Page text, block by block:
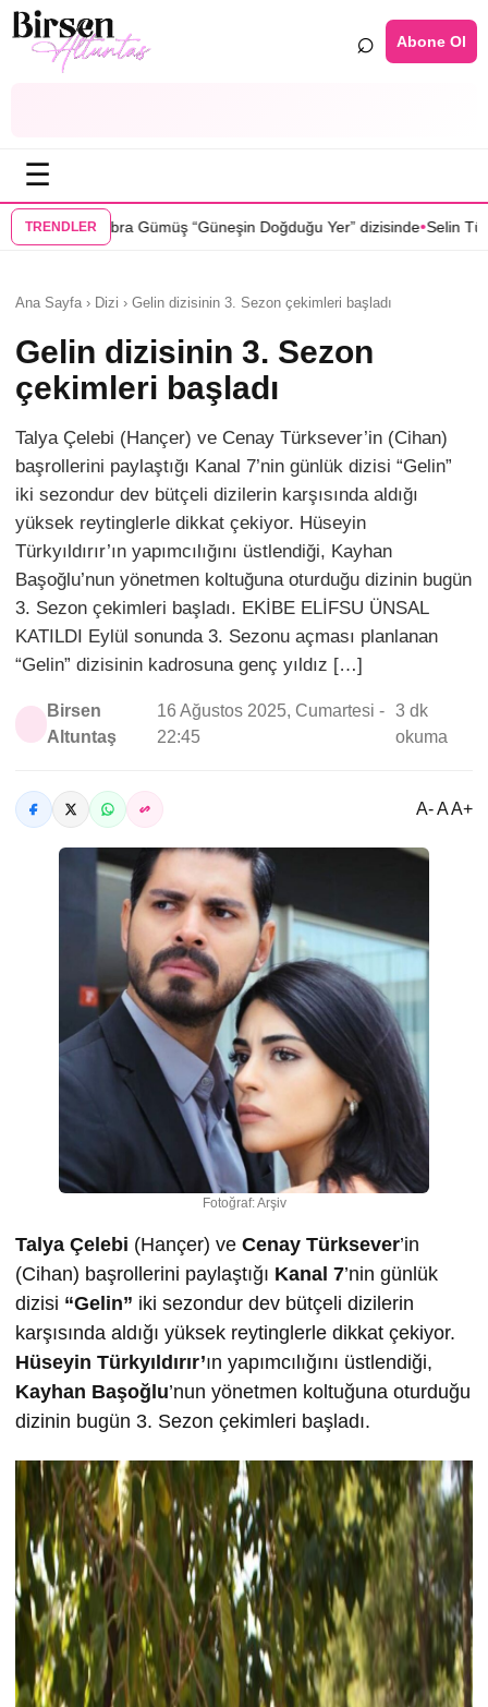
⌕ Abone Ol
☰
TRENDLERDoğduğu Yer” dizisinde•Selin Türkmen “Karma” dizisinde
Ana Sayfa › Dizi › Gelin dizisinin 3. Sezon çekimleri başladı
Gelin dizisinin 3. Sezon
çekimleri başladı
Talya Çelebi (Hançer) ve Cenay Türksever’in (Cihan)
başrollerini paylaştığı Kanal 7’nin günlük dizisi “Gelin”
iki sezondur dev bütçeli dizilerin karşısında aldığı
yüksek reytinglerle dikkat çekiyor. Hüseyin
Türkyıldırır’ın yapımcılığını üstlendiği, Kayhan
Başoğlu’nun yönetmen koltuğuna oturduğu dizinin bugün
3. Sezon çekimleri başladı. EKİBE ELİFSU ÜNSAL
KATILDI Eylül sonunda 3. Sezonu açması planlanan
“Gelin” dizisinin kadrosuna genç yıldız […]
Birsen
Altuntaş
16 Ağustos 2025, Cumartesi -
22:45
3 dk
okuma
A- A A+
Fotoğraf: Arşiv
Talya Çelebi (Hançer) ve Cenay Türksever’in
(Cihan) başrollerini paylaştığı Kanal 7’nin günlük
dizisi “Gelin” iki sezondur dev bütçeli dizilerin
karşısında aldığı yüksek reytinglerle dikkat çekiyor.
Hüseyin Türkyıldırır’ın yapımcılığını üstlendiği,
Kayhan Başoğlu’nun yönetmen koltuğuna oturduğu
dizinin bugün 3. Sezon çekimleri başladı.